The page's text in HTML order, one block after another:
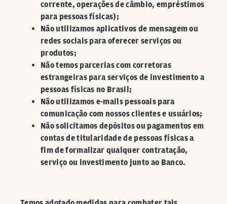
corrente, operações de câmbio, empréstimos
para pessoas físicas);
Não utilizamos aplicativos de mensagem ou
redes sociais para oferecer serviços ou
produtos;
Não temos parcerias com corretoras
estrangeiras para serviços de investimento a
pessoas físicas no Brasil;
Não utilizamos e-mails pessoais para
comunicação com nossos clientes e usuários;
Não solicitamos depósitos ou pagamentos em
contas de titularidade de pessoas físicas a
fim de formalizar qualquer contratação,
serviço ou investimento junto ao Banco.